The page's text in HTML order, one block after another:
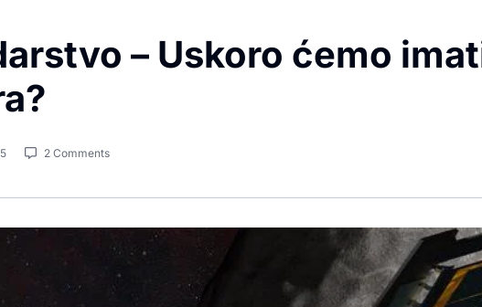
– Uskoro ćemo
2 Comments